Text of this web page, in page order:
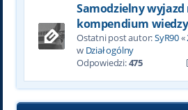
Samodzielny wyjazd
kompendium wiedzy
Ostatni post autor:SyR90«
w Dział ogólny
Odpowiedzi:475